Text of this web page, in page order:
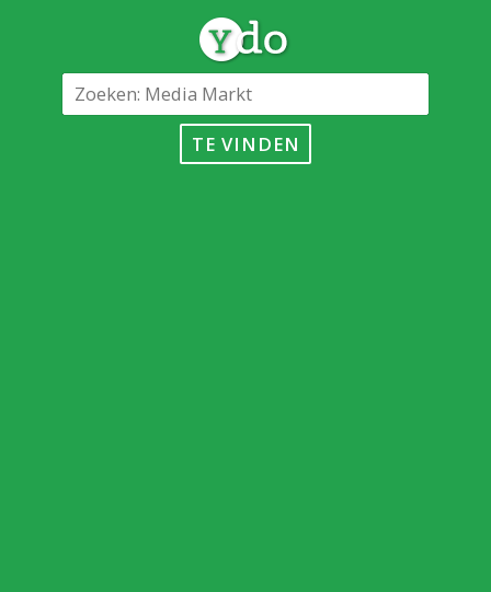
TE VINDEN